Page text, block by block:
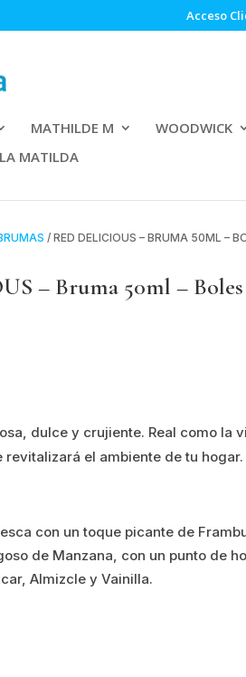
Acceso
MATHILDE M WOODWICK
LA MATILDA
/ RED DELICIOUS – BRUMA 50ML –
– Bruma 50ml – Boles
dulce y crujiente. Real como la
revitalizará el ambiente de tu hogar.
con un toque picante de
de Manzana, con un punto de
Almizcle y Vainilla.